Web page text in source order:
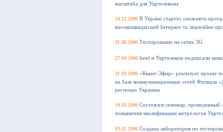
масштаба для Укртелекома
14.12.2006 В Україні стартує споживча
високошвидкісний Інтернет та ліцензійне
31.08.2006 Тестирование на сетях 3G
27.04.2006 Intel и Укртелеком подписали
31.03.2006 «Квант-Эфир» реализует проект
на базе коммуникационных сетей Филиала
регионах Украины
14.03.2006 Состоялся семинар, проведенный
повышения квалификации метрологов
03.02.2006 Создана лаборатория по